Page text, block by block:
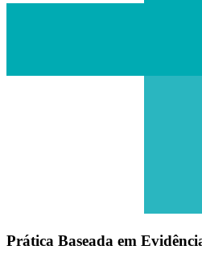
Prática Baseada em